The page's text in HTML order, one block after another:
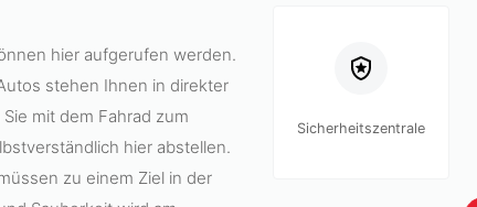
hier aufgerufen werden.
stehen Ihnen in direkter
mit dem Fahrad zum
hier abstellen.
zu einem Ziel in der
Sicherheitszentrale